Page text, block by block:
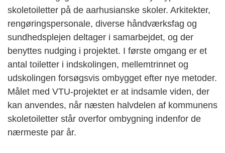
skoletoiletter på de aarhusianske skoler. Arkitekter,
rengøringspersonale, diverse håndværksfag og
sundhedsplejen deltager i samarbejdet, og der
benyttes nudging i projektet. I første omgang er et
antal toiletter i indskolingen, mellemtrinnet og
udskolingen forsøgsvis ombygget efter nye metoder.
Målet med VTU-projektet er at indsamle viden, der
kan anvendes, når næsten halvdelen af kommunens
skoletoiletter står overfor ombygning indenfor de
nærmeste par år.